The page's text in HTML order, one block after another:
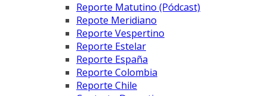
Reporte Matutino (Pódcast)
Repote Meridiano
Reporte Vespertino
Reporte Estelar
Reporte España
Reporte Colombia
Reporte Chile